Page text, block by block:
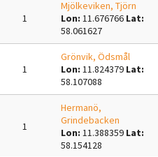
1
Mjölkeviken, Tjörn
Lon: 11.676766 Lat:
58.061627
1
Grönvik, Ödsmål
Lon: 11.824379 Lat:
58.107088
1
Hermanö,
Grindebacken
Lon: 11.388359 Lat:
58.154128